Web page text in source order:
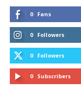
0 Fans
0 Followers
0 Followers
0 Subscribers